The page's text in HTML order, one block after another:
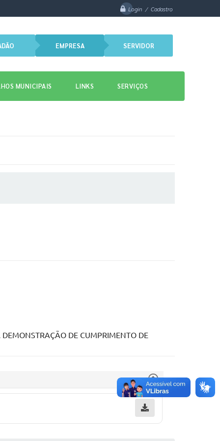
Login / Cadastro
EMPRESA SERVIDOR
MUNICIPAIS LINKS SERVIÇOS
DE CUMPRIMENTO DE